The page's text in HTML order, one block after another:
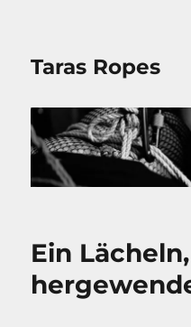
Taras Ropes
Ein Lächeln,